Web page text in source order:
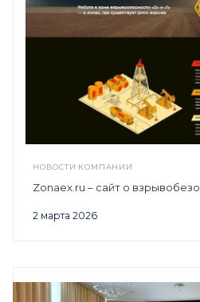
НОВОСТИ КОМПАНИИ
2 марта 2026
Zonaex.ru – сайт о